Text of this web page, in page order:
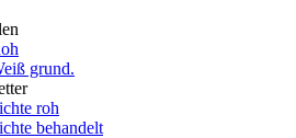
grund.
roh
behandelt